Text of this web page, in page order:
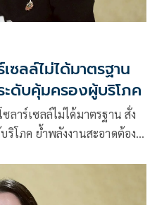
ซลล์ไม่ได้มาตรฐาน
ดับคุ้มครองผู้บริโภค
ลาร์เซลล์ไม่ได้มาตรฐาน สั่ง
ริโภค ย้ำพลังงานสะอาดต้อง